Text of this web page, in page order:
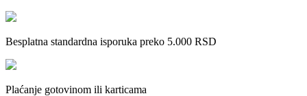
Besplatna standardna isporuka preko 5.000 RSD
Plaćanje gotovinom ili karticama